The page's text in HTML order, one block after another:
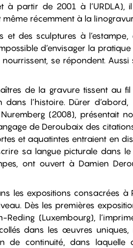
à partir de 2001 à
récemment à la
des sculptures à l’estampe,
d’envisager la
se répondent.
de la gravure tissent au
l’histoire. Dürer
(2008), présentait
de Deroubaix des
et aquatintes entraient en
sa langue picturale dans
ont ouvert à Damien
les expositions consacrées à
Dès les premières
Reding (Luxembourg),
dans les œuvres uniques,
continuité, dans laquelle